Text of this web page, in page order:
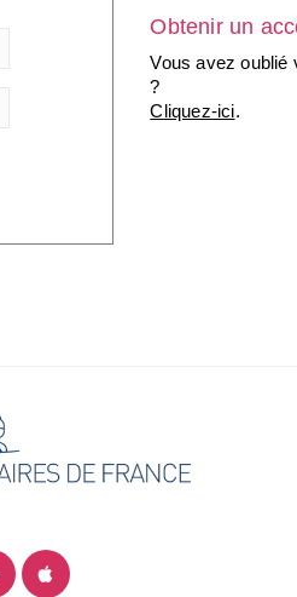
Obtenir un
Vous avez oublié
?
Cliquez-ici.